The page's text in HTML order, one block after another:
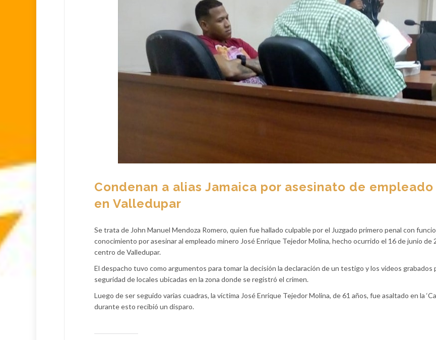
Condenan a alias Jamaica por asesinato de
en Valledupar
Se trata de John Manuel Mendoza Romero, quien fue hallado culpable por el Juzgado primero penal con
conocimiento por asesinar al empleado minero José Enrique Tejedor Molina, hecho ocurrido el 16 de junio de
centro de Valledupar.
El despacho tuvo como argumentos para tomar la decisión la declaración de un testigo y los videos grabados
seguridad de locales ubicadas en la zona donde se registró el crimen.
Luego de ser seguido varias cuadras, la víctima José Enrique Tejedor Molina, de 61 años, fue asaltado en la
durante esto recibió un disparo.